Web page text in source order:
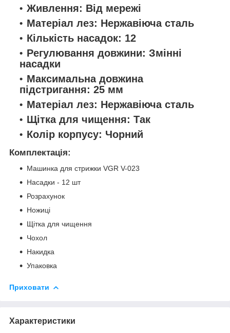
Живлення: Від мережі
Матеріал лез: Нержавіюча сталь
Кількість насадок: 12
Регулювання довжини: Змінні
насадки
Максимальна довжина
підстригання: 25 мм
Матеріал лез: Нержавіюча сталь
Щітка для чищення: Так
Колір корпусу: Чорний
Комплектація:
Машинка для стрижки VGR V-023
Насадки - 12 шт
Розрахунок
Ножиці
Щітка для чищення
Чохол
Накидка
Упаковка
Приховати
Характеристики